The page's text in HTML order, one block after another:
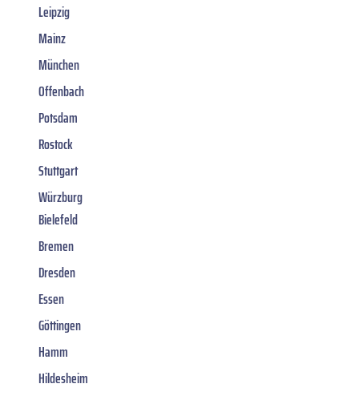
Leipzig
Mainz
München
Offenbach
Potsdam
Rostock
Stuttgart
Würzburg
Bielefeld
Bremen
Dresden
Essen
Göttingen
Hamm
Hildesheim